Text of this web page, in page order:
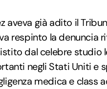
aveva già adito il
respinto la denuncia
dal celebre studio
negli Stati Uniti e
medica e class